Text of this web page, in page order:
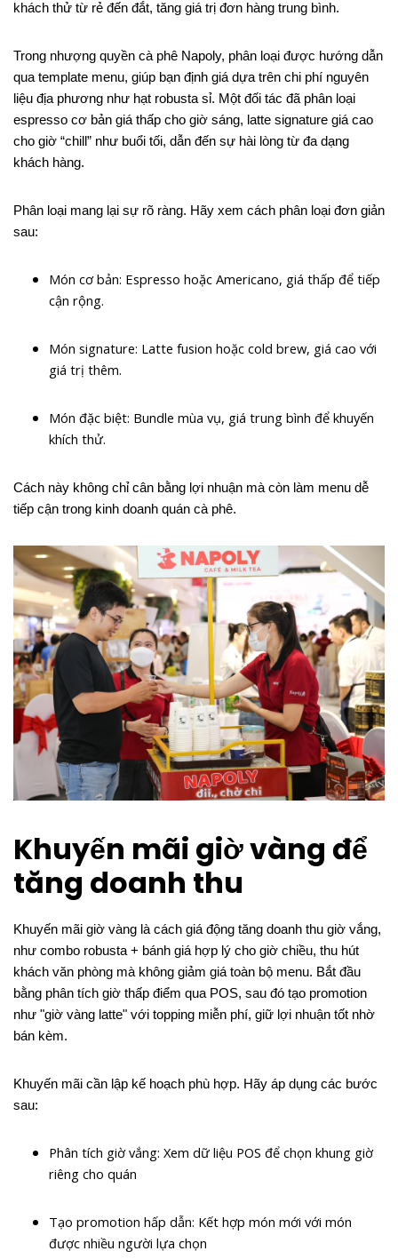
khách thử từ rẻ đến đắt, tăng giá trị đơn hàng trung bình.
Trong nhượng quyền cà phê Napoly, phân loại được hướng dẫn
qua template menu, giúp bạn định giá dựa trên chi phí nguyên
liệu địa phương như hạt robusta sỉ. Một đối tác đã phân loại
espresso cơ bản giá thấp cho giờ sáng, latte signature giá cao
cho giờ “chill” như buổi tối, dẫn đến sự hài lòng từ đa dạng
khách hàng.
Phân loại mang lại sự rõ ràng. Hãy xem cách phân loại đơn giản
sau:
Món cơ bản: Espresso hoặc Americano, giá thấp để tiếp
cận rộng.
Món signature: Latte fusion hoặc cold brew, giá cao với
giá trị thêm.
Món đặc biệt: Bundle mùa vụ, giá trung bình để khuyến
khích thử.
Cách này không chỉ cân bằng lợi nhuận mà còn làm menu dễ
tiếp cận trong kinh doanh quán cà phê.
Khuyến mãi giờ vàng để
tăng doanh thu
Khuyến mãi giờ vàng là cách giá động tăng doanh thu giờ vắng,
như combo robusta + bánh giá hợp lý cho giờ chiều, thu hút
khách văn phòng mà không giảm giá toàn bộ menu. Bắt đầu
bằng phân tích giờ thấp điểm qua POS, sau đó tạo promotion
như "giờ vàng latte" với topping miễn phí, giữ lợi nhuận tốt nhờ
bán kèm.
Khuyến mãi cần lập kế hoạch phù hợp. Hãy áp dụng các bước
sau:
Phân tích giờ vắng: Xem dữ liệu POS để chọn khung giờ
riêng cho quán
Tạo promotion hấp dẫn: Kết hợp món mới với món
được nhiều người lựa chọn